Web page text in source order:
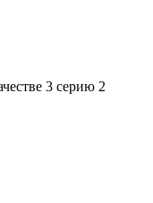
3 серию 2